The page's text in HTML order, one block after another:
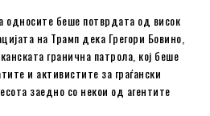
односите беше потврдата од висок
на Трамп дека Грегори Бовино,
гранична патрола, кој беше
и активистите за граѓански
заедно со некои од агентите